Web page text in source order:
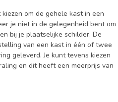
om de gehele kast in een
je niet in de gelegenheid bent om
bij je plaatselijke schilder. De
van een kast in één of twee
geleverd. Je kunt tevens kiezen
en dit heeft een meerprijs van